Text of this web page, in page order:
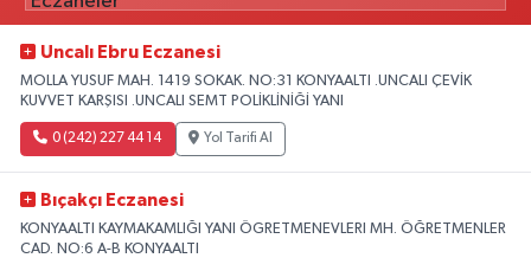
Uncalı Ebru Eczanesi
MOLLA YUSUF MAH. 1419 SOKAK. NO:31 KONYAALTI .UNCALI ÇEVİK
KUVVET KARŞISI .UNCALI SEMT POLİKLİNİĞİ YANI
0 (242) 227 44 14 Yol Tarifi Al
Bıçakçı Eczanesi
KONYAALTI KAYMAKAMLIĞI YANI ÖGRETMENEVLERI MH. ÖĞRETMENLER
CAD. NO:6 A-B KONYAALTI